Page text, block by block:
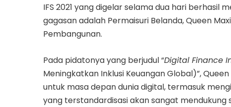
IFS 2021 yang digelar selama dua hari
gagasan adalah Permaisuri Belanda, Queen
Pembangunan.
Pada pidatonya yang berjudul “Digital Finance
Meningkatkan Inklusi Keuangan Global)”,
untuk masa depan dunia digital, termasuk
yang terstandardisasi akan sangat mendukung